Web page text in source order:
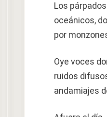
Los
oceánicos,
por
Oye voces
ruidos
andamiajes